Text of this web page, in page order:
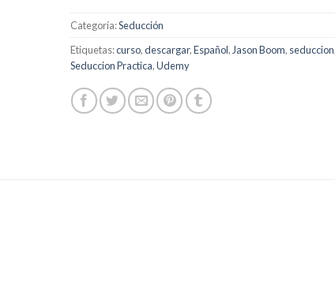
Categoría:Seducción
Etiquetas:curso,descargar,Español, Jason Boom, seduccion,
Seduccion Practica,Udemy